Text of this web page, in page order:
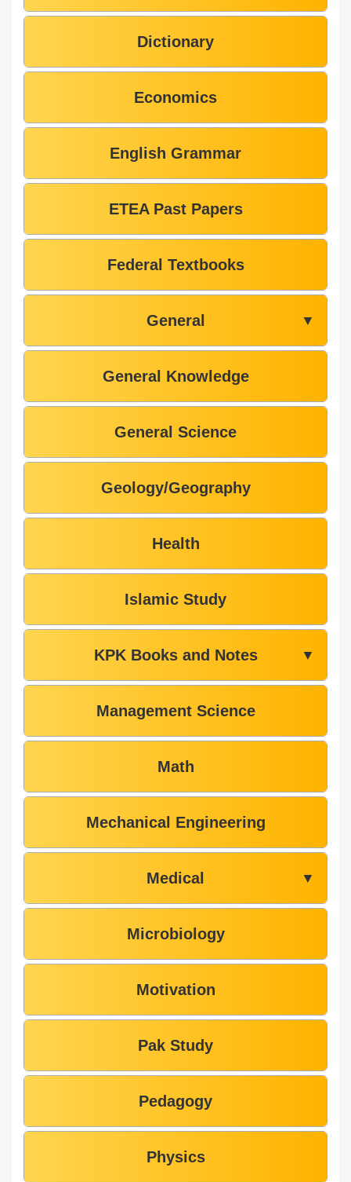
Dictionary
Economics
English Grammar
ETEA Past Papers
Federal Textbooks
General ▼
General Knowledge
General Science
Geology/Geography
Health
Islamic Study
KPK Books and Notes ▼
Management Science
Math
Mechanical Engineering
Medical ▼
Microbiology
Motivation
Pak Study
Pedagogy
Physics